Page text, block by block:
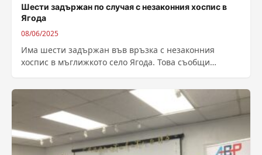
Шести задържан по случая с незаконния хоспис в
Ягода
08/06/2025
Има шести задържан във връзка с незаконния
хоспис в мъглижкото село Ягода. Това съобщи